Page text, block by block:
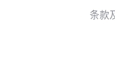
条款